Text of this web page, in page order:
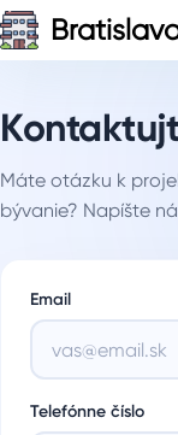
Máte otázku k
bývanie? Napíšte
Email
Telefónne číslo